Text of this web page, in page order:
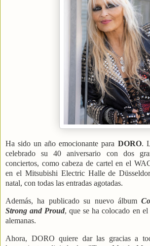
Ha sido un año emocionante para DORO.
celebrado su 40 aniversario con dos
conciertos, como cabeza de cartel en el
en el Mitsubishi Electric Halle de
natal, con todas las entradas agotadas.
Además, ha publicado su nuevo álbum
Strong and Proud, que se ha colocado en
alemanas.
Ahora, DORO quiere dar las gracias a